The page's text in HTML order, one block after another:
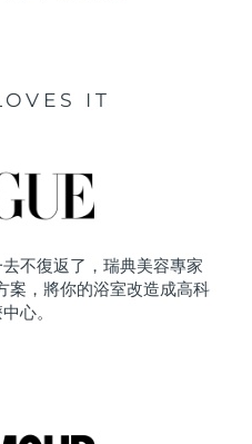
IT
不復返了，瑞典美容專家
案，將你的浴室改造成高科
心。